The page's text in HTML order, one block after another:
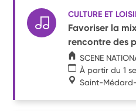
CULTURE ET
Favoriser la
rencontre des
SCENE
À partir du 1
Saint-